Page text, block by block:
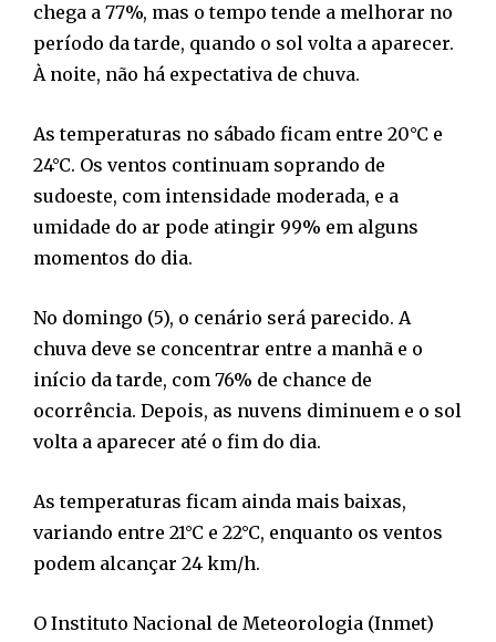
chega a 77%, mas o tempo tende a melhorar no
período da tarde, quando o sol volta a aparecer.
À noite, não há expectativa de chuva.
As temperaturas no sábado ficam entre 20°C e
24°C. Os ventos continuam soprando de
sudoeste, com intensidade moderada, e a
umidade do ar pode atingir 99% em alguns
momentos do dia.
No domingo (5), o cenário será parecido. A
chuva deve se concentrar entre a manhã e o
início da tarde, com 76% de chance de
ocorrência. Depois, as nuvens diminuem e o sol
volta a aparecer até o fim do dia.
As temperaturas ficam ainda mais baixas,
variando entre 21°C e 22°C, enquanto os ventos
podem alcançar 24 km/h.
O Instituto Nacional de Meteorologia (Inmet)